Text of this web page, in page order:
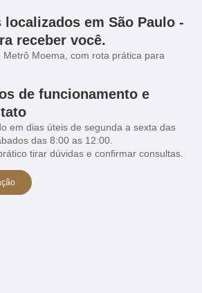
localizados em São Paulo -
receber você.
Metrô Moema, com rota prática para
de funcionamento e
em dias úteis de segunda a sexta das
das 8:00 as 12:00.
tirar dúvidas e confirmar consultas.